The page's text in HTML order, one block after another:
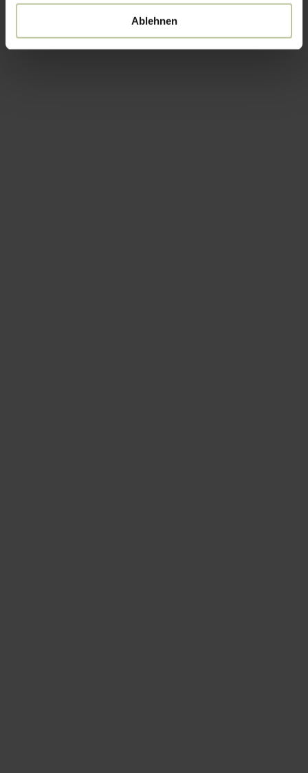
Ablehnen